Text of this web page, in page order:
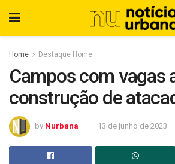
Home Destaque Home
Campos com vagas
construção de
by Nurbana 13 de junho de 2023